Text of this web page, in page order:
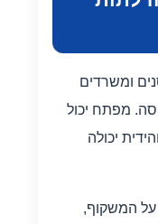
ומשרדים
מפתח יכול
יכולה
המשקוף,